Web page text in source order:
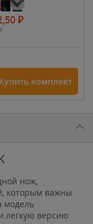
₽
1 900₽
Купить комплект
нож,
которым важны
модель
легкую версию